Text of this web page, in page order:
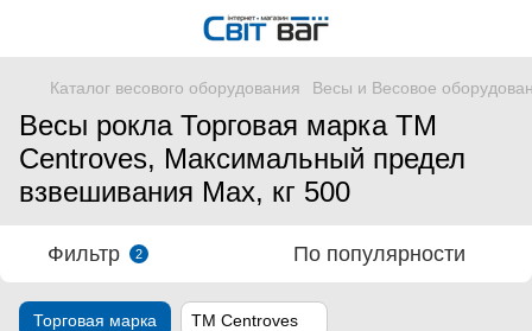
Каталог весового оборудования Весы и Весовое
Весы рокла Торговая марка ТМ
Centroves, Максимальный предел
взвешивания Мах, кг 500
Фильтр 2 По популярности
Торговая марка ТМ Centroves